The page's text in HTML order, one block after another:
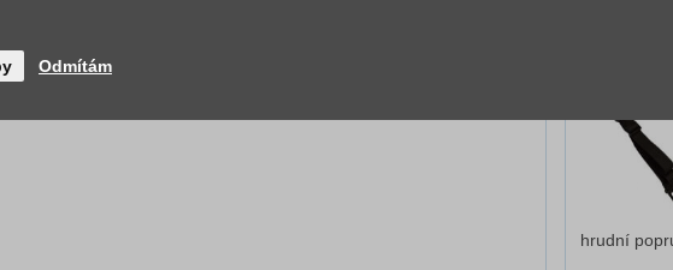
K Vašemu
hrudní
Odmítám